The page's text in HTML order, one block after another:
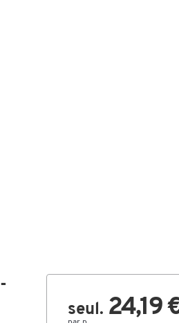
seul. 24,19